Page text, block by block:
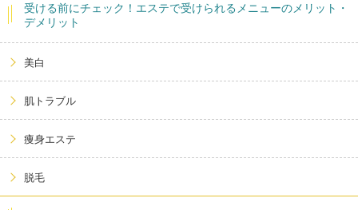
受ける前にチェック！エステで受けられるメニューのメリット・
デメリット
美白
肌トラブル
痩身エステ
脱毛